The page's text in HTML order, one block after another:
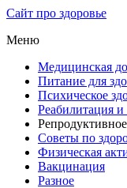
Сайт про здоровье
Меню
Медицинская
Питание для
Психическое
Реабилитация и
Советы по
Физическая
Вакцинация
Разное